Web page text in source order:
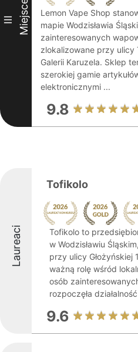
III Miejsce
Lemon Vape Shop
mapie Wodzisławia
zainteresowanych
zlokalizowane przy ulicy
Galerii Karuzela. Sklep
szerokiej gamie
elektronicznymi ...
9.8
Laureaci
Tofikolo
Tofikolo to
w Wodzisławiu
przy ulicy Głożyńskiej
ważną rolę wśród
osób
rozpoczęła
9.6